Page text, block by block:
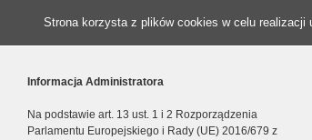
Strona korzysta z plików cookies w celu realizacji
Informacja Administratora
Na podstawie art. 13 ust. 1 i 2 Rozporządzenia
Parlamentu Europejskiego i Rady (UE) 2016/679 z